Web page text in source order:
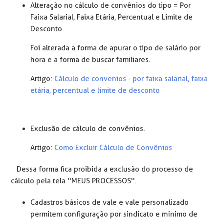
Alteração no cálculo de convênios do tipo = Por
Faixa Salarial, Faixa Etária, Percentual e Limite de
Desconto
Foi alterada a forma de apurar o tipo de salário por
hora e a forma de buscar familiares.
Artigo: Cálculo de convenios - por faixa salarial, faixa
etária, percentual e limite de desconto
Exclusão de cálculo de convênios.
Artigo: Como Excluir Cálculo de Convênios
Dessa forma fica proibida a exclusão do processo de
cálculo pela tela ''MEUS PROCESSOS''.
Cadastros básicos de vale e vale personalizado
permitem configuração por sindicato e mínimo de